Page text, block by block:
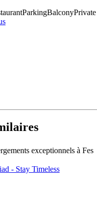
ParkingBalcony
exceptionnels à Fes